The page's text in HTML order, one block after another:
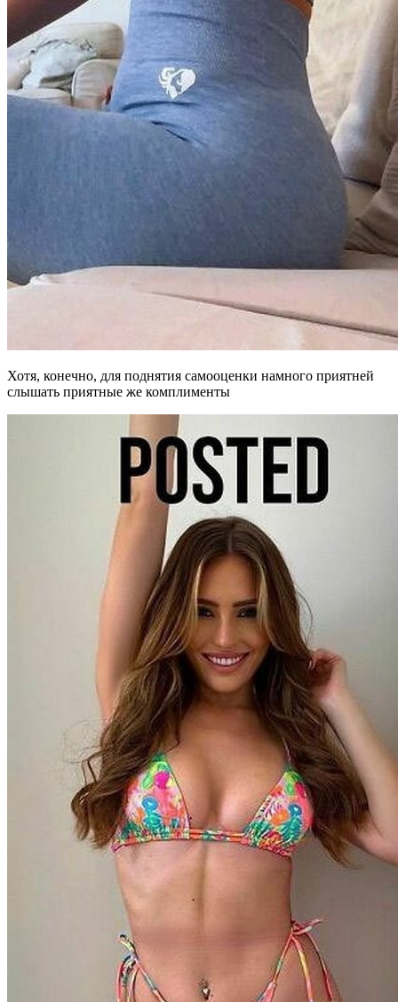
Хотя, конечно, для поднятия самооценки намного приятней
слышать приятные же комплименты